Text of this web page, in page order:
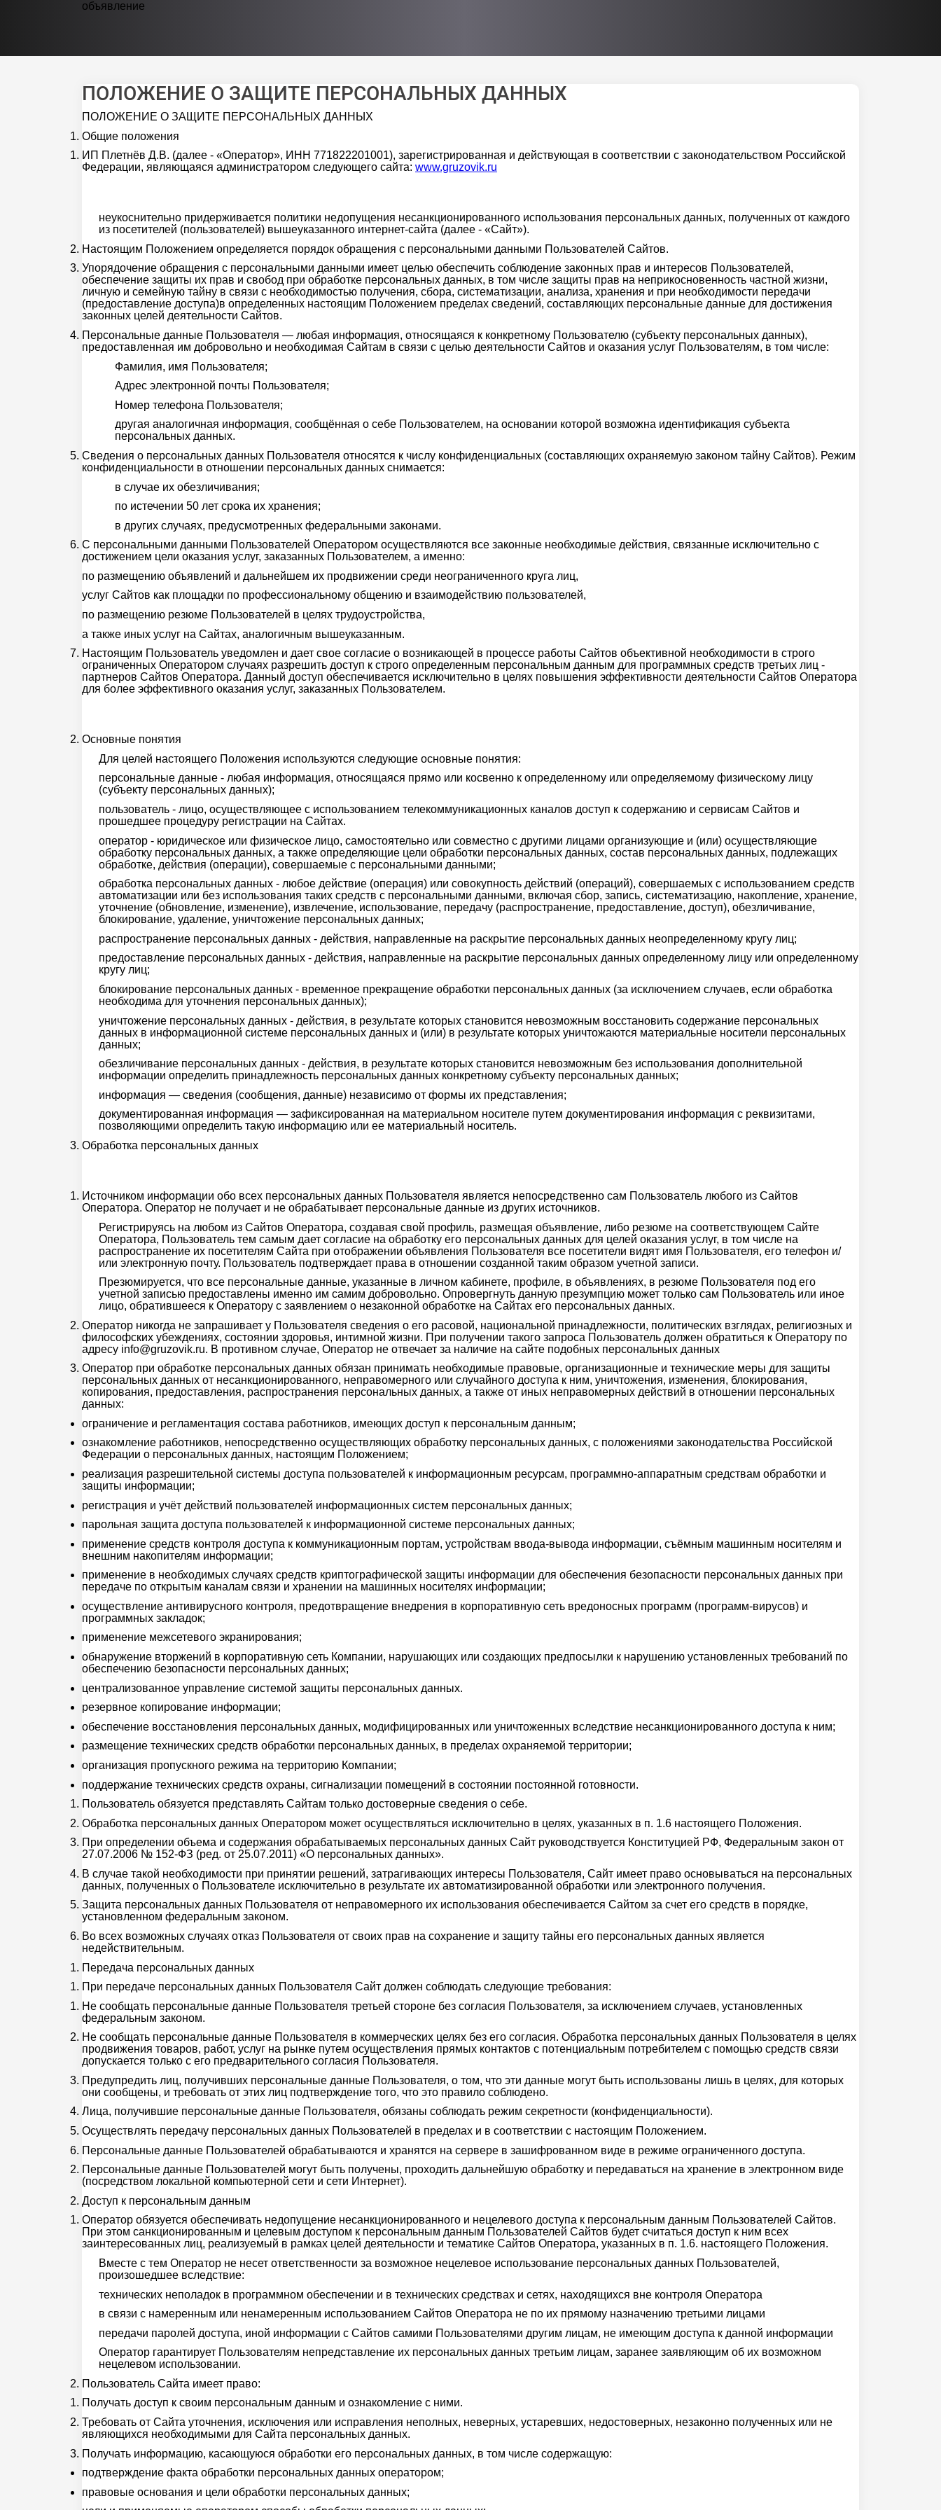
объявление
ПОЛОЖЕНИЕ О ЗАЩИТЕ ПЕРСОНАЛЬНЫХ ДАННЫХ
ПОЛОЖЕНИЕ О ЗАЩИТЕ ПЕРСОНАЛЬНЫХ ДАННЫХ
Общие положения
ИП Плетнёв Д.В. (далее - «Оператор», ИНН 771822201001), зарегистрированная и действующая в соответствии с законодательством Российской
Федерации, являющаяся администратором следующего сайта: www.gruzovik.ru
неукоснительно придерживается политики недопущения несанкционированного использования персональных данных, полученных от каждого
из посетителей (пользователей) вышеуказанного интернет-сайта (далее - «Сайт»).
Настоящим Положением определяется порядок обращения с персональными данными Пользователей Сайтов.
Упорядочение обращения с персональными данными имеет целью обеспечить соблюдение законных прав и интересов Пользователей,
обеспечение защиты их прав и свобод при обработке персональных данных, в том числе защиты прав на неприкосновенность частной жизни,
личную и семейную тайну в связи с необходимостью получения, сбора, систематизации, анализа, хранения и при необходимости передачи
(предоставление доступа)в определенных настоящим Положением пределах сведений, составляющих персональные данные для достижения
законных целей деятельности Сайтов.
Персональные данные Пользователя — любая информация, относящаяся к конкретному Пользователю (субъекту персональных данных),
предоставленная им добровольно и необходимая Сайтам в связи с целью деятельности Сайтов и оказания услуг Пользователям, в том числе:
Фамилия, имя Пользователя;
Адрес электронной почты Пользователя;
Номер телефона Пользователя;
другая аналогичная информация, сообщённая о себе Пользователем, на основании которой возможна идентификация субъекта
персональных данных.
Сведения о персональных данных Пользователя относятся к числу конфиденциальных (составляющих охраняемую законом тайну Сайтов). Режим
конфиденциальности в отношении персональных данных снимается:
в случае их обезличивания;
по истечении 50 лет срока их хранения;
в других случаях, предусмотренных федеральными законами.
С персональными данными Пользователей Оператором осуществляются все законные необходимые действия, связанные исключительно с
достижением цели оказания услуг, заказанных Пользователем, а именно:
по размещению объявлений и дальнейшем их продвижении среди неограниченного круга лиц,
услуг Сайтов как площадки по профессиональному общению и взаимодействию пользователей,
по размещению резюме Пользователей в целях трудоустройства,
а также иных услуг на Сайтах, аналогичным вышеуказанным.
Настоящим Пользователь уведомлен и дает свое согласие о возникающей в процессе работы Сайтов объективной необходимости в строго
ограниченных Оператором случаях разрешить доступ к строго определенным персональным данным для программных средств третьих лиц -
партнеров Сайтов Оператора. Данный доступ обеспечивается исключительно в целях повышения эффективности деятельности Сайтов Оператора
для более эффективного оказания услуг, заказанных Пользователем.
Основные понятия
Для целей настоящего Положения используются следующие основные понятия:
персональные данные - любая информация, относящаяся прямо или косвенно к определенному или определяемому физическому лицу
(субъекту персональных данных);
пользователь - лицо, осуществляющее с использованием телекоммуникационных каналов доступ к содержанию и сервисам Cайтов и
прошедшее процедуру регистрации на Cайтах.
оператор - юридическое или физическое лицо, самостоятельно или совместно с другими лицами организующие и (или) осуществляющие
обработку персональных данных, а также определяющие цели обработки персональных данных, состав персональных данных, подлежащих
обработке, действия (операции), совершаемые с персональными данными;
обработка персональных данных - любое действие (операция) или совокупность действий (операций), совершаемых с использованием средств
автоматизации или без использования таких средств с персональными данными, включая сбор, запись, систематизацию, накопление, хранение,
уточнение (обновление, изменение), извлечение, использование, передачу (распространение, предоставление, доступ), обезличивание,
блокирование, удаление, уничтожение персональных данных;
распространение персональных данных - действия, направленные на раскрытие персональных данных неопределенному кругу лиц;
предоставление персональных данных - действия, направленные на раскрытие персональных данных определенному лицу или определенному
кругу лиц;
блокирование персональных данных - временное прекращение обработки персональных данных (за исключением случаев, если обработка
необходима для уточнения персональных данных);
уничтожение персональных данных - действия, в результате которых становится невозможным восстановить содержание персональных
данных в информационной системе персональных данных и (или) в результате которых уничтожаются материальные носители персональных
данных;
обезличивание персональных данных - действия, в результате которых становится невозможным без использования дополнительной
информации определить принадлежность персональных данных конкретному субъекту персональных данных;
информация — сведения (сообщения, данные) независимо от формы их представления;
документированная информация — зафиксированная на материальном носителе путем документирования информация с реквизитами,
позволяющими определить такую информацию или ее материальный носитель.
Обработка персональных данных
Источником информации обо всех персональных данных Пользователя является непосредственно сам Пользователь любого из Сайтов
Оператора. Оператор не получает и не обрабатывает персональные данные из других источников.
Регистрируясь на любом из Сайтов Оператора, создавая свой профиль, размещая объявление, либо резюме на соответствующем Сайте
Оператора, Пользователь тем самым дает согласие на обработку его персональных данных для целей оказания услуг, в том числе на
распространение их посетителям Сайта при отображении объявления Пользователя все посетители видят имя Пользователя, его телефон и/
или электронную почту. Пользователь подтверждает права в отношении созданной таким образом учетной записи.
Презюмируется, что все персональные данные, указанные в личном кабинете, профиле, в объявлениях, в резюме Пользователя под его
учетной записью предоставлены именно им самим добровольно. Опровергнуть данную презумпцию может только сам Пользователь или иное
лицо, обратившееся к Оператору с заявлением о незаконной обработке на Сайтах его персональных данных.
Оператор никогда не запрашивает у Пользователя сведения о его расовой, национальной принадлежности, политических взглядах, религиозных и
философских убеждениях, состоянии здоровья, интимной жизни. При получении такого запроса Пользователь должен обратиться к Оператору по
адресу info@gruzovik.ru. В противном случае, Оператор не отвечает за наличие на сайте подобных персональных данных
Оператор при обработке персональных данных обязан принимать необходимые правовые, организационные и технические меры для защиты
персональных данных от несанкционированного, неправомерного или случайного доступа к ним, уничтожения, изменения, блокирования,
копирования, предоставления, распространения персональных данных, а также от иных неправомерных действий в отношении персональных
данных:
ограничение и регламентация состава работников, имеющих доступ к персональным данным;
ознакомление работников, непосредственно осуществляющих обработку персональных данных, с положениями законодательства Российской
Федерации о персональных данных, настоящим Положением;
реализация разрешительной системы доступа пользователей к информационным ресурсам, программно-аппаратным средствам обработки и
защиты информации;
регистрация и учёт действий пользователей информационных систем персональных данных;
парольная защита доступа пользователей к информационной системе персональных данных;
применение средств контроля доступа к коммуникационным портам, устройствам ввода-вывода информации, съёмным машинным носителям и
внешним накопителям информации;
применение в необходимых случаях средств криптографической защиты информации для обеспечения безопасности персональных данных при
передаче по открытым каналам связи и хранении на машинных носителях информации;
осуществление антивирусного контроля, предотвращение внедрения в корпоративную сеть вредоносных программ (программ-вирусов) и
программных закладок;
применение межсетевого экранирования;
обнаружение вторжений в корпоративную сеть Компании, нарушающих или создающих предпосылки к нарушению установленных требований по
обеспечению безопасности персональных данных;
централизованное управление системой защиты персональных данных.
резервное копирование информации;
обеспечение восстановления персональных данных, модифицированных или уничтоженных вследствие несанкционированного доступа к ним;
размещение технических средств обработки персональных данных, в пределах охраняемой территории;
организация пропускного режима на территорию Компании;
поддержание технических средств охраны, сигнализации помещений в состоянии постоянной готовности.
Пользователь обязуется представлять Сайтам только достоверные сведения о себе.
Обработка персональных данных Оператором может осуществляться исключительно в целях, указанных в п. 1.6 настоящего Положения.
При определении объема и содержания обрабатываемых персональных данных Сайт руководствуется Конституцией РФ, Федеральным закон от
27.07.2006 № 152-ФЗ (ред. от 25.07.2011) «О персональных данных».
В случае такой необходимости при принятии решений, затрагивающих интересы Пользователя, Сайт имеет право основываться на персональных
данных, полученных о Пользователе исключительно в результате их автоматизированной обработки или электронного получения.
Защита персональных данных Пользователя от неправомерного их использования обеспечивается Сайтом за счет его средств в порядке,
установленном федеральным законом.
Во всех возможных случаях отказ Пользователя от своих прав на сохранение и защиту тайны его персональных данных является
недействительным.
Передача персональных данных
При передаче персональных данных Пользователя Сайт должен соблюдать следующие требования:
Не сообщать персональные данные Пользователя третьей стороне без согласия Пользователя, за исключением случаев, установленных
федеральным законом.
Не сообщать персональные данные Пользователя в коммерческих целях без его согласия. Обработка персональных данных Пользователя в целях
продвижения товаров, работ, услуг на рынке путем осуществления прямых контактов с потенциальным потребителем с помощью средств связи
допускается только с его предварительного согласия Пользователя.
Предупредить лиц, получивших персональные данные Пользователя, о том, что эти данные могут быть использованы лишь в целях, для которых
они сообщены, и требовать от этих лиц подтверждение того, что это правило соблюдено.
Лица, получившие персональные данные Пользователя, обязаны соблюдать режим секретности (конфиденциальности).
Осуществлять передачу персональных данных Пользователей в пределах и в соответствии с настоящим Положением.
Персональные данные Пользователей обрабатываются и хранятся на сервере в зашифрованном виде в режиме ограниченного доступа.
Персональные данные Пользователей могут быть получены, проходить дальнейшую обработку и передаваться на хранение в электронном виде
(посредством локальной компьютерной сети и сети Интернет).
Доступ к персональным данным
Оператор обязуется обеспечивать недопущение несанкционированного и нецелевого доступа к персональным данным Пользователей Сайтов.
При этом санкционированным и целевым доступом к персональным данным Пользователей Сайтов будет считаться доступ к ним всех
заинтересованных лиц, реализуемый в рамках целей деятельности и тематике Сайтов Оператора, указанных в п. 1.6. настоящего Положения.
Вместе с тем Оператор не несет ответственности за возможное нецелевое использование персональных данных Пользователей,
произошедшее вследствие:
технических неполадок в программном обеспечении и в технических средствах и сетях, находящихся вне контроля Оператора
в связи с намеренным или ненамеренным использованием Сайтов Оператора не по их прямому назначению третьими лицами
передачи паролей доступа, иной информации с Сайтов самими Пользователями другим лицам, не имеющим доступа к данной информации
Оператор гарантирует Пользователям непредставление их персональных данных третьим лицам, заранее заявляющим об их возможном
нецелевом использовании.
Пользователь Сайта имеет право:
Получать доступ к своим персональным данным и ознакомление с ними.
Требовать от Сайта уточнения, исключения или исправления неполных, неверных, устаревших, недостоверных, незаконно полученных или не
являющихся необходимыми для Сайта персональных данных.
Получать информацию, касающуюся обработки его персональных данных, в том числе содержащую:
подтверждение факта обработки персональных данных оператором;
правовые основания и цели обработки персональных данных;